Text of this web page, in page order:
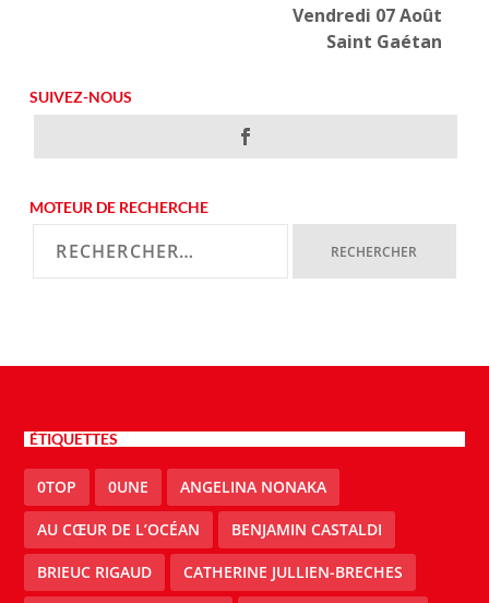
Vendredi 07 Août
Saint Gaétan
SUIVEZ-NOUS
MOTEUR DE RECHERCHE
ÉTIQUETTES
0TOP 0UNE ANGELINA NONAKA
AU CŒUR DE L’OCÉAN BENJAMIN CASTALDI
BRIEUC RIGAUD CATHERINE JULLIEN-BRECHES